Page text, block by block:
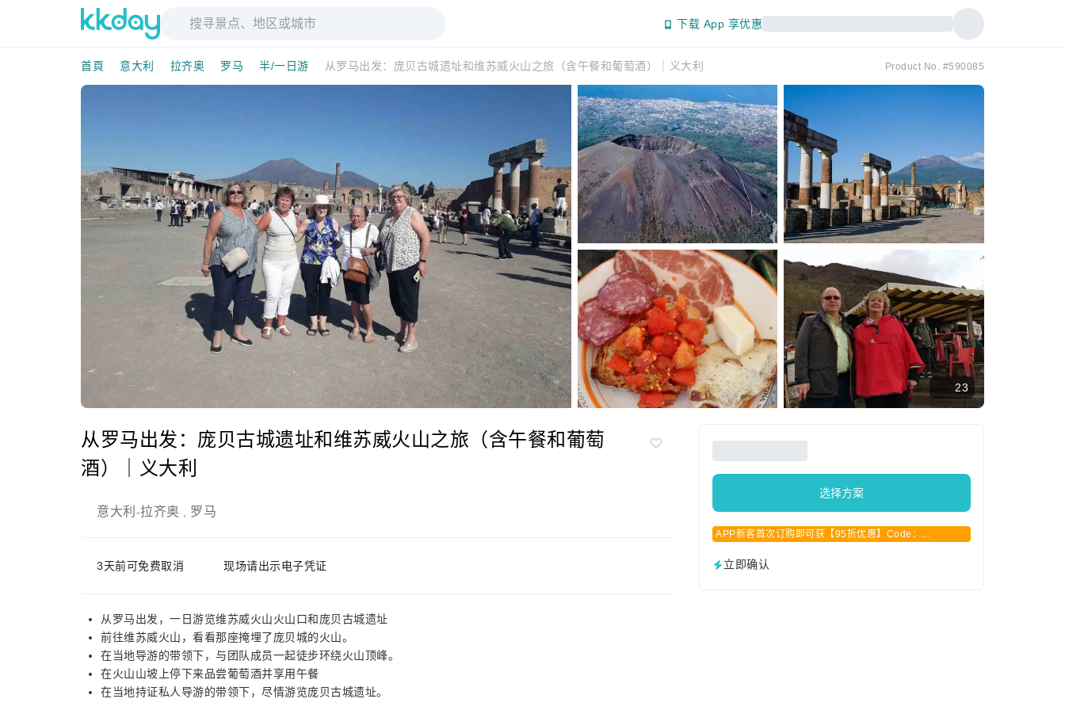
下载 App 享优惠
首頁 意大利 拉齐奥 罗马 半/一日游 从罗马出发：庞贝古城遗址和维苏威火山之旅（含午餐和葡萄酒）｜义大利 Product No. #590085
23
从罗马出发：庞贝古城遗址和维苏威火山之旅（含午餐和葡萄
酒）｜义大利
意大利 -拉齐奥 罗马
3天前可免费取消 现场请出示电子凭证
从罗马出发，一日游览维苏威火山火山口和庞贝古城遗址
前往维苏威火山，看看那座掩埋了庞贝城的火山。
在当地导游的带领下，与团队成员一起徒步环绕火山顶峰。
在火山山坡上停下来品尝葡萄酒并享用午餐
在当地持证私人导游的带领下，尽情游览庞贝古城遗址。
选择方案
APP新客首次订购即可获【95折优惠】Code：
立即确认